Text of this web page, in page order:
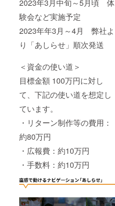
2023年3月中旬～5月頃 体
験会など実施予定
2023年年3月～4月 弊社よ
り「あしらせ」順次発送
＜資金の使い道＞
目標金額 100万円に対し
て、下記の使い道を想定し
ています。
・リターン制作等の費用：
約80万円
・広報費：約10万円
・手数料：約10万円